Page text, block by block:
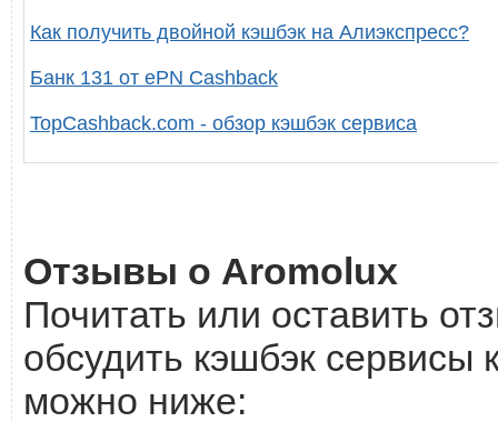
Как получить двойной кэшбэк на Алиэкспресс?
Банк 131 от ePN Cashback
TopCashback.com - обзор кэшбэк сервиса
Отзывы о Aromolux
Почитать или оставить
обсудить кэшбэк сервисы
можно ниже: